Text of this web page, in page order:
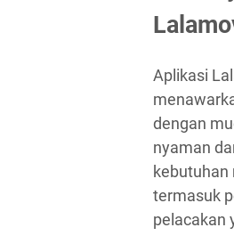
Aplikasi
dengan
nyaman
termasuk
pelacakan